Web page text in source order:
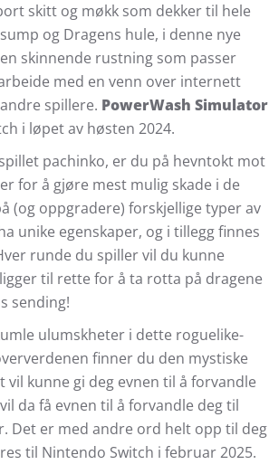
skitt og møkk som dekker til hele
og Dragens hule, i denne nye
skinnende rustning som passer
med en venn over internett
spillere. PowerWash Simulator
i løpet av høsten 2024.
pachinko, er du på hevntokt mot
for å gjøre mest mulig skade i de
(og oppgradere) forskjellige typer av
unike egenskaper, og i tillegg finnes
runde du spiller vil du kunne
til rette for å ta rotta på dragene
sending!
ulumskheter i dette roguelike-
finner du den mystiske
vil kunne gi deg evnen til å forvandle
da få evnen til å forvandle deg til
Det er med andre ord helt opp til deg
til Nintendo Switch i februar 2025.